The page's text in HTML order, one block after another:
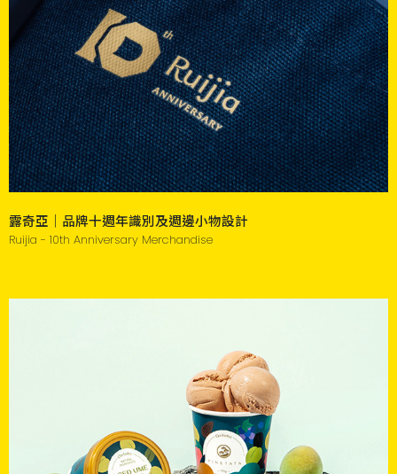
露奇亞｜品牌十週年識別及週邊小物設計
Ruijia - 10th Anniversary Merchandise